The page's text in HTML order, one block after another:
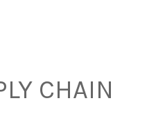
CHAIN